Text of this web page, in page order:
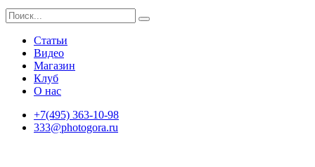
Статьи
Видео
Магазин
Клуб
О нас
+7(495) 363-10-98
333@photogora.ru